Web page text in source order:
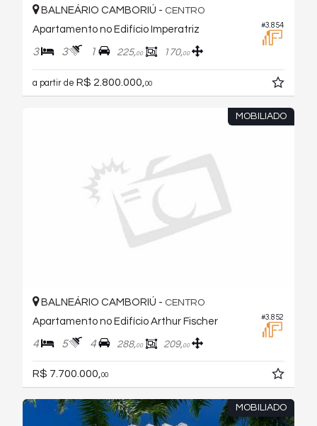
#3.854
BALNEÁRIO CAMBORIÚ - CENTRO
Apartamento no Edifício Imperatriz
3 3 1 225,00 170,00
a partir de R$ 2.800.000, 00
MOBILIADO
#3.852
BALNEÁRIO CAMBORIÚ - CENTRO
Apartamento no Edifício Arthur Fischer
4 5 4 288,00 209,00
R$ 7.700.000,00
MOBILIADO